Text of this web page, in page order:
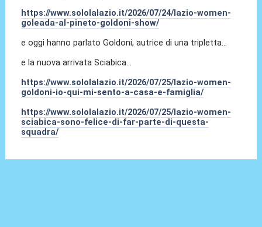
https://www.sololalazio.it/2026/07/24/lazio-women-
goleada-al-pineto-goldoni-show/
e oggi hanno parlato Goldoni, autrice di una tripletta...
e la nuova arrivata Sciabica...
https://www.sololalazio.it/2026/07/25/lazio-women-
goldoni-io-qui-mi-sento-a-casa-e-famiglia/
https://www.sololalazio.it/2026/07/25/lazio-women-
sciabica-sono-felice-di-far-parte-di-questa-
squadra/